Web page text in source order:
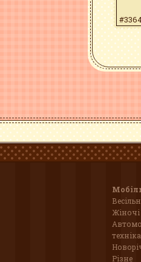
техніка
Різне